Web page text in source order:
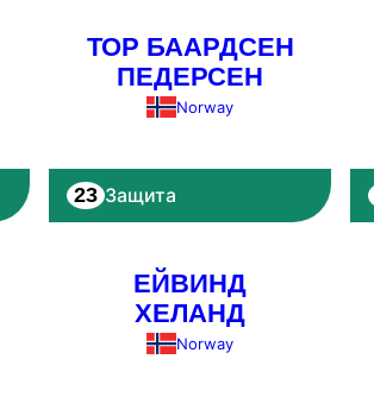
ТОР БААРДСЕН
ПЕДЕРСЕН
Norway
23 Защита
ЕЙВИНД
ХЕЛАНД
Norway